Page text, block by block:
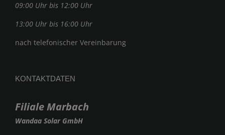
09:00 Uhr bis 12:00 Uhr
13:00 Uhr bis 16:00 Uhr
nach telefonischer Vereinbarung
KONTAKTDATEN
Filiale Marbach
Wandaa Solar GmbH